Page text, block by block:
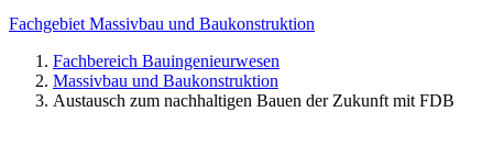
Fachgebiet Massivbau und Baukonstruktion
Fachbereich Bauingenieurwesen
Massivbau und Baukonstruktion
Austausch zum nachhaltigen Bauen der Zukunft mit FDB